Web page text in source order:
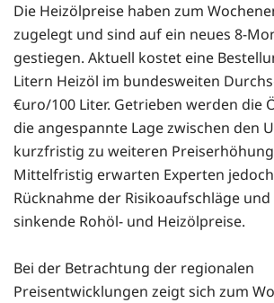
Die Heizölpreise haben zum
zugelegt und sind auf ein neues 8-
gestiegen. Aktuell kostet eine
Litern Heizöl im bundesweiten
€uro/100 Liter. Getrieben werden die
die angespannte Lage zwischen den
kurzfristig zu weiteren
Mittelfristig erwarten Experten
Rücknahme der Risikoaufschläge
sinkende Rohöl- und Heizölpreise.
Bei der Betrachtung der regionalen
Preisentwicklungen zeigt sich zum